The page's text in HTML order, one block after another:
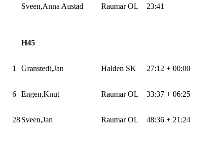
Sveen,Anna Austad Raumar OL 23:41
H45
1 Granstedt,Jan Halden SK 27:12 + 00:00
6 Engen,Knut Raumar OL 33:37 + 06:25
28Sveen,Jan Raumar OL 48:36 + 21:24